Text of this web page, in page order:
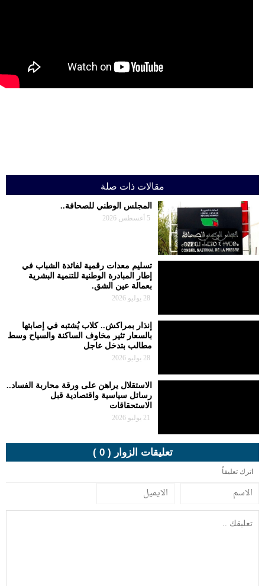
مقالات ذات صلة
المجلس الوطني للصحافة..
5 أغسطس 2026
تسليم معدات رقمية لفائدة الشباب في
إطار المبادرة الوطنية للتنمية البشرية
بعمالة عين الشق.
28 يوليو 2026
إنذار بمراكش.. كلاب يُشتبه في إصابتها
بالسعار تثير مخاوف الساكنة والسياح وسط
مطالب بتدخل عاجل
28 يوليو 2026
الاستقلال يراهن على ورقة محاربة الفساد..
رسائل سياسية واقتصادية قبل
الاستحقاقات
تعليقات الزوار ( 0 )
اترك تعليقاً